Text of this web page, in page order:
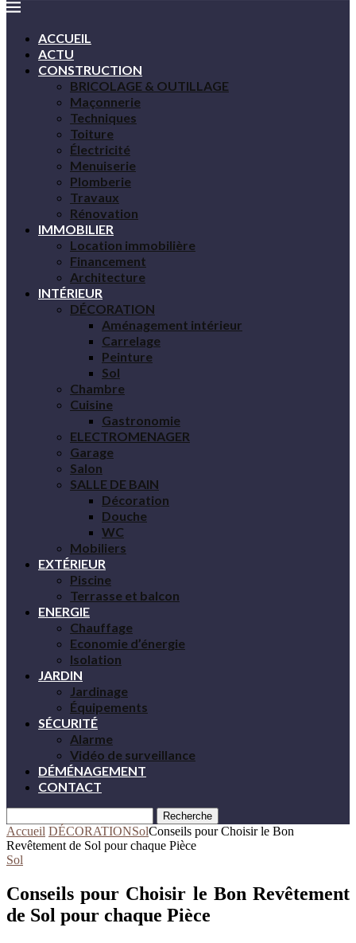
ACCUEIL
ACTU
CONSTRUCTION
BRICOLAGE & OUTILLAGE
Maçonnerie
Techniques
Toiture
Électricité
Menuiserie
Plomberie
Travaux
Rénovation
IMMOBILIER
Location immobilière
Financement
Architecture
INTÉRIEUR
DÉCORATION
Aménagement intérieur
Carrelage
Peinture
Sol
Chambre
Cuisine
Gastronomie
ELECTROMENAGER
Garage
Salon
SALLE DE BAIN
Décoration
Douche
WC
Mobiliers
EXTÉRIEUR
Piscine
Terrasse et balcon
ENERGIE
Chauffage
Economie d’énergie
Isolation
JARDIN
Jardinage
Équipements
SÉCURITÉ
Alarme
Vidéo de surveillance
DÉMÉNAGEMENT
CONTACT
Recherche
Accueil DÉCORATIONSolConseils pour Choisir le Bon
Revêtement de Sol pour chaque Pièce
Sol
Conseils pour Choisir le Bon Revêtement
de Sol pour chaque Pièce